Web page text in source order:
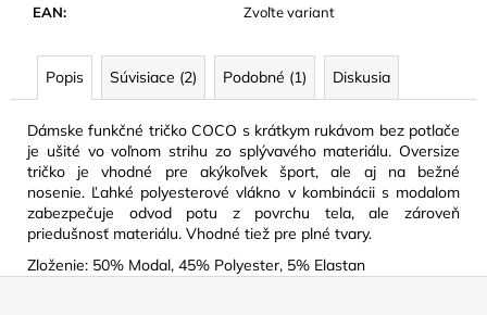
EAN: Zvoľte variant
Popis Súvisiace (2) Podobné (1) Diskusia
Dámske funkčné tričko COCO s krátkym rukávom bez potlače
je ušité vo voľnom strihu zo splývavého materiálu. Oversize
tričko je vhodné pre akýkoľvek šport, ale aj na bežné
nosenie. Ľahké polyesterové vlákno v kombinácii s modalom
zabezpečuje odvod potu z povrchu tela, ale zároveň
priedušnosť materiálu. Vhodné tiež pre plné tvary.
Zloženie: 50% Modal, 45% Polyester, 5% Elastan